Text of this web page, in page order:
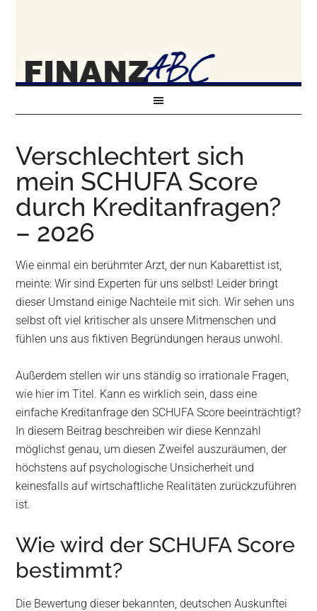
Verschlechtert sich
mein SCHUFA Score
durch Kreditanfragen?
– 2026
Wie einmal ein berühmter Arzt, der nun Kabarettist ist,
meinte: Wir sind Experten für uns selbst! Leider bringt
dieser Umstand einige Nachteile mit sich. Wir sehen uns
selbst oft viel kritischer als unsere Mitmenschen und
fühlen uns aus fiktiven Begründungen heraus unwohl.
Außerdem stellen wir uns ständig so irrationale Fragen,
wie hier im Titel. Kann es wirklich sein, dass eine
einfache Kreditanfrage den SCHUFA Score beeinträchtigt?
In diesem Beitrag beschreiben wir diese Kennzahl
möglichst genau, um diesen Zweifel auszuräumen, der
höchstens auf psychologische Unsicherheit und
keinesfalls auf wirtschaftliche Realitäten zurückzuführen
ist.
Wie wird der SCHUFA Score
bestimmt?
Die Bewertung dieser bekannten, deutschen Auskunftei